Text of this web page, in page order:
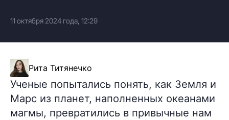
11 октября 2024 года, 12:29
Рита Титянечко
Ученые попытались понять, как Земля и
Марс из планет, наполненных океанами
магмы, превратились в привычные нам